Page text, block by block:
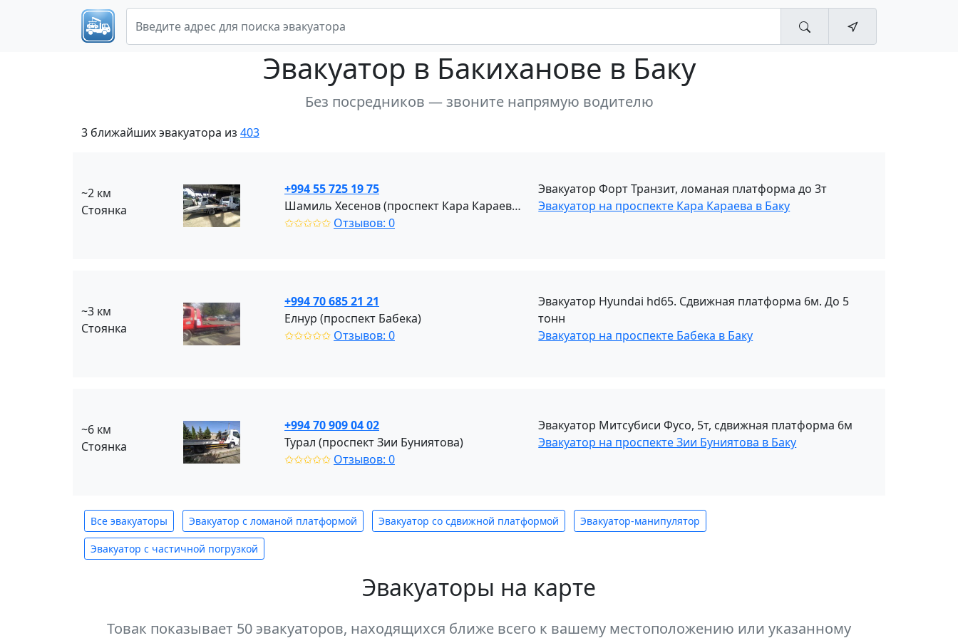
Эвакуатор в Бакиханове в Баку
Без посредников — звоните напрямую водителю
3 ближайших эвакуатора из 403
~2 км
Стоянка
+994 55 725 19 75
Шамиль Хесенов (проспект Кара Караева)
✩✩✩✩✩ Отзывов: 0
Эвакуатор Форт Транзит, ломаная платформа до 3т
Эвакуатор на проспекте Кара Караева в Баку
~3 км
Стоянка
+994 70 685 21 21
Елнур (проспект Бабека)
✩✩✩✩✩ Отзывов: 0
Эвакуатор Hyundai hd65. Сдвижная платформа 6м. До 5
тонн
Эвакуатор на проспекте Бабека в Баку
~6 км
Стоянка
+994 70 909 04 02
Турал (проспект Зии Буниятова)
✩✩✩✩✩ Отзывов: 0
Эвакуатор Митсубиси Фусо, 5т, сдвижная платформа 6м
Эвакуатор на проспекте Зии Буниятова в Баку
Все эвакуаторы Эвакуатор с ломаной платформой Эвакуатор со сдвижной платформой Эвакуатор-манипулятор
Эвакуатор с частичной погрузкой
Эвакуаторы на карте
Товак показывает 50 эвакуаторов, находящихся ближе всего к вашему местоположению или указанному